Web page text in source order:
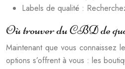
Labels de qualité :
Où trouver du CBD de
Maintenant que vous connaissez
options s’offrent à vous : les